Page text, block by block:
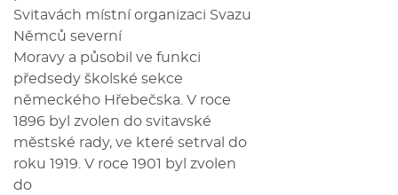
Svitavách místní organizaci Svazu
Němců severní
Moravy a působil ve funkci
předsedy školské sekce
německého Hřebečska. V roce
1896 byl zvolen do svitavské
městské rady, ve které setrval do
roku 1919. V roce 1901 byl zvolen
do